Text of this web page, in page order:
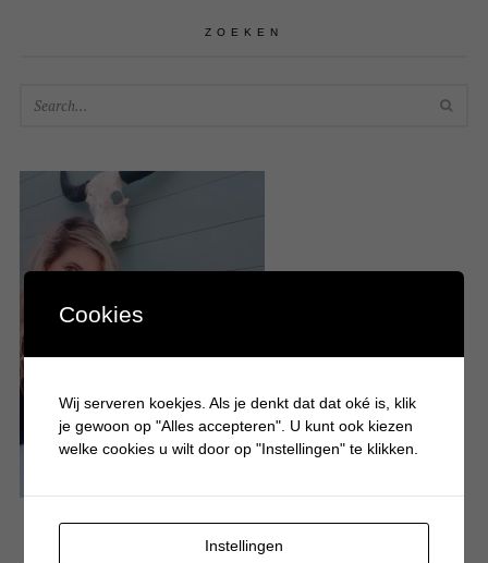
ZOEKEN
Cookies
Wij serveren koekjes. Als je denkt dat dat oké is, klik
je gewoon op "Alles accepteren". U kunt ook kiezen
welke cookies u wilt door op "Instellingen" te klikken.
Instellingen